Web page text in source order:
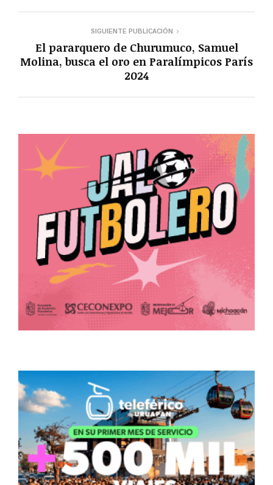
SIGUIENTE PUBLICACIÓN
El pararquero de Churumuco, Samuel
Molina, busca el oro en Paralímpicos París
2024